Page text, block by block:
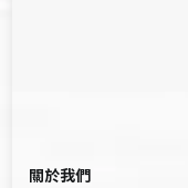
關於我們